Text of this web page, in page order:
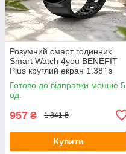
Розумний смарт годинник
Smart Watch 4you BENEFIT
Plus круглий екран 1.38" з
функцією дзвінків перегляд
повідомлень Black
Готово до відправки менше 5
од.
957 ₴ 1 841 ₴
Купити